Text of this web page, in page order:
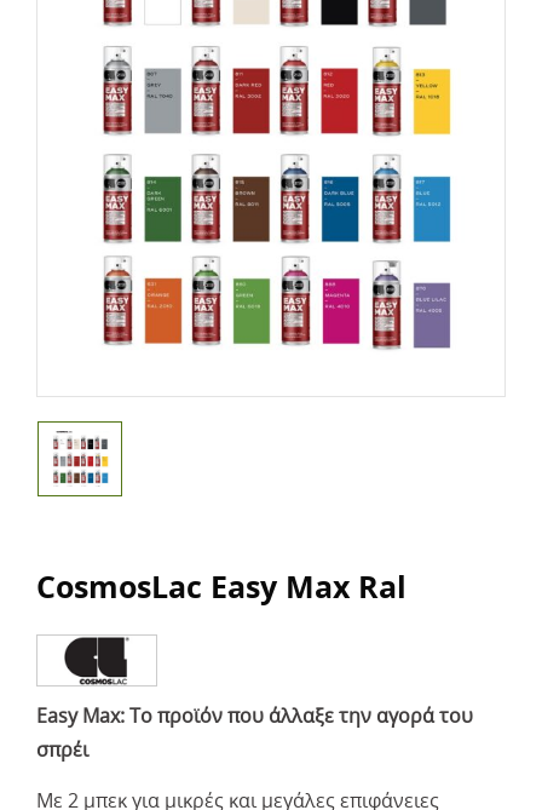
CosmosLac Easy Max Ral
Easy Max: Το προϊόν που άλλαξε την αγορά του
σπρέι
Με 2 μπεκ για μικρές και μεγάλες επιφάνειες